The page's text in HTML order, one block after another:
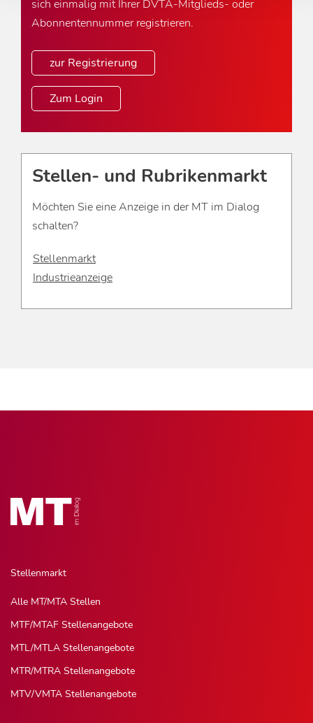
sich einmalig mit Ihrer DVTA-Mitglieds- oder
Abonnentennummer registrieren.
zur Registrierung
Zum Login
Stellen- und Rubrikenmarkt
Möchten Sie eine Anzeige in der MT im Dialog
schalten?
Stellenmarkt
Industrieanzeige
Stellenmarkt
Alle MT/MTA Stellen
MTF/MTAF Stellenangebote
MTL/MTLA Stellenangebote
MTR/MTRA Stellenangebote
MTV/VMTA Stellenangebote